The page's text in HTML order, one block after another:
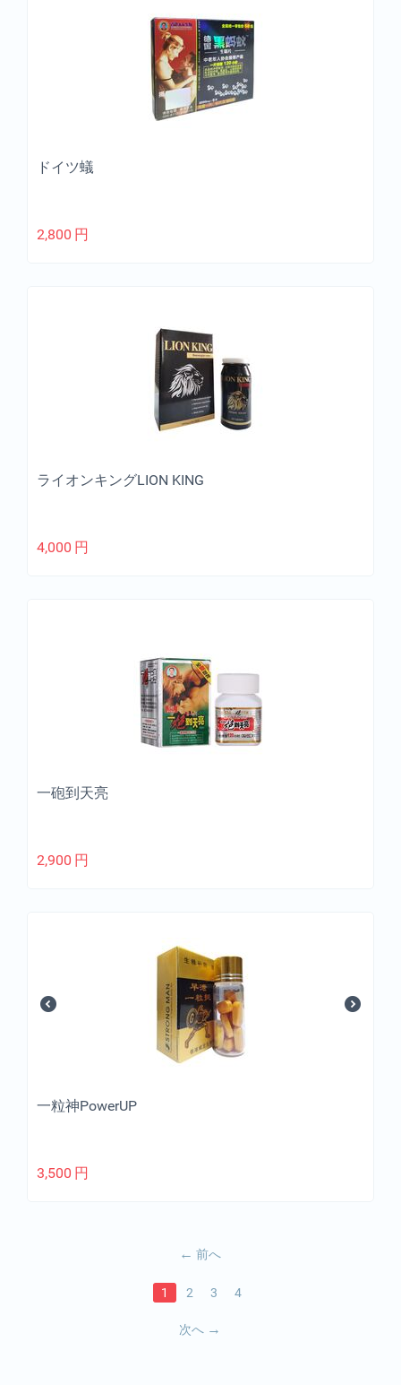
ドイツ蟻
2,800 円
ライオンキングLION KING
4,000 円
一砲到天亮
2,900 円
一粒神PowerUP
3,500 円
前へ
1 2 3 4
次へ